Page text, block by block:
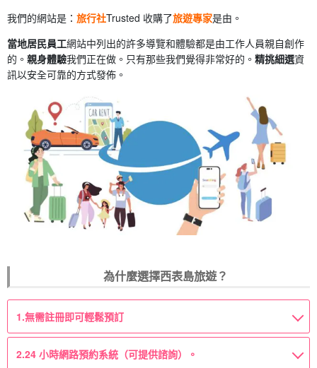
我們的網站是： 旅行社Trusted 收購了旅遊專家是由。
當地居民員工網站中列出的許多導覽和體驗都是由工作人員親自創作
的。 親身體驗我們正在做。只有那些我們覺得非常好的。 精挑細選資
訊以安全可靠的方式發佈。
為什麼選擇西表島旅遊？
1.無需註冊即可輕鬆預訂
2.24 小時網路預約系統（可提供諮詢）。